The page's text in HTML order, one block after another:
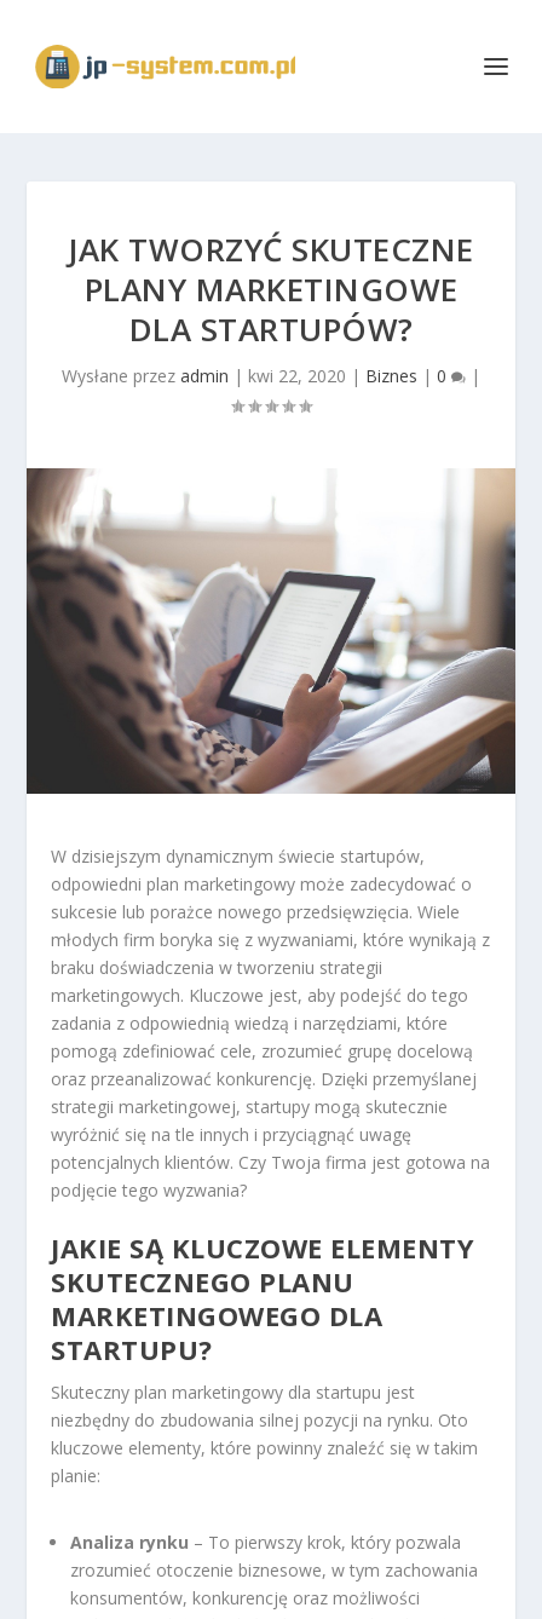
JAK TWORZYĆ SKUTECZNE
PLANY MARKETINGOWE
DLA STARTUPÓW?
Wysłane przez admin | kwi 22, 2020 | Biznes | 0 |
W dzisiejszym dynamicznym świecie startupów,
odpowiedni plan marketingowy może zadecydować o
sukcesie lub porażce nowego przedsięwzięcia. Wiele
młodych firm boryka się z wyzwaniami, które wynikają z
braku doświadczenia w tworzeniu strategii
marketingowych. Kluczowe jest, aby podejść do tego
zadania z odpowiednią wiedzą i narzędziami, które
pomogą zdefiniować cele, zrozumieć grupę docelową
oraz przeanalizować konkurencję. Dzięki przemyślanej
strategii marketingowej, startupy mogą skutecznie
wyróżnić się na tle innych i przyciągnąć uwagę
potencjalnych klientów. Czy Twoja firma jest gotowa na
podjęcie tego wyzwania?
JAKIE SĄ KLUCZOWE ELEMENTY
SKUTECZNEGO PLANU
MARKETINGOWEGO DLA
STARTUPU?
Skuteczny plan marketingowy dla startupu jest
niezbędny do zbudowania silnej pozycji na rynku. Oto
kluczowe elementy, które powinny znaleźć się w takim
planie:
Analiza rynku – To pierwszy krok, który pozwala
zrozumieć otoczenie biznesowe, w tym zachowania
konsumentów, konkurencję oraz możliwości